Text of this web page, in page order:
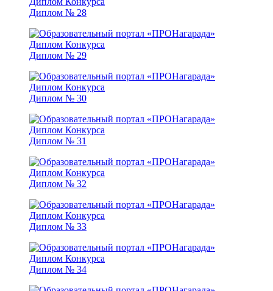
Диплом № 28
Диплом № 29
Диплом № 30
Диплом № 31
Диплом № 32
Диплом № 33
Диплом № 34